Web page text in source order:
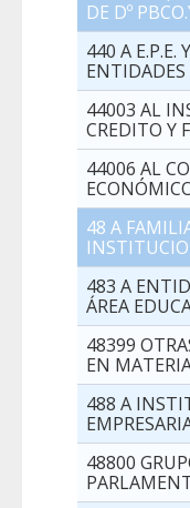
DE Dº
440 A E.P.E.
ENTIDADES
44003 AL
CREDITO Y
44006 AL
48 A
483 A
ÁREA
48399
EN
488 A
48800